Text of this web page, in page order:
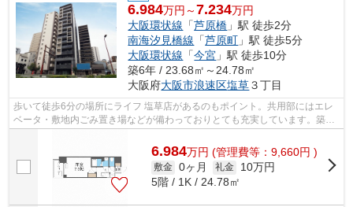
6.984万円～7.234万円
大阪環状線 「芦原橋 」駅 徒歩2分
南海汐見橋線 「芦原町 」駅 徒歩5分
大阪環状線 「今宮 」駅 徒歩10分
築6年 / 23.68㎡～24.78㎡
大阪府大阪市浪速区塩草３丁目
歩いて徒歩6分の場所にライフ 塩草店があるのもポイント。共用部にはエレ
ベータ・敷地内ごみ置き場などが備わっておりとても充実しています。築6
年の物件で充実した毎日を過ごしません...
6.984万円 (管理費等：9,660円 )
敷金 0ヶ月 礼金
10万円
5階 / 1K / 24.78㎡